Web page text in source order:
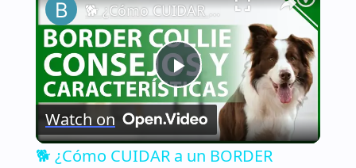
Play
Video
🐕 ¿Cómo CUIDAR a un BORDER COLLIE correctamente? - Características y consejos 🐕
Watch on
🐕 ¿Cómo CUIDAR a un BORDER